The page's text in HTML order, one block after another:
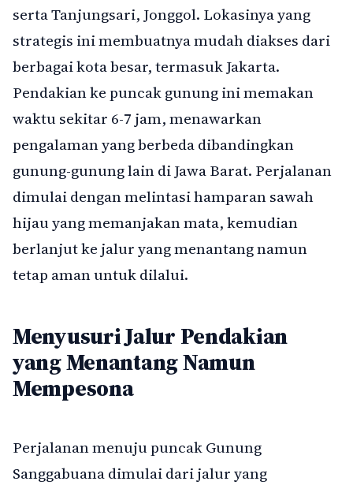
serta Tanjungsari, Jonggol. Lokasinya yang
strategis ini membuatnya mudah diakses dari
berbagai kota besar, termasuk Jakarta.
Pendakian ke puncak gunung ini memakan
waktu sekitar 6-7 jam, menawarkan
pengalaman yang berbeda dibandingkan
gunung-gunung lain di Jawa Barat. Perjalanan
dimulai dengan melintasi hamparan sawah
hijau yang memanjakan mata, kemudian
berlanjut ke jalur yang menantang namun
tetap aman untuk dilalui.
Menyusuri Jalur Pendakian
yang Menantang Namun
Mempesona
Perjalanan menuju puncak Gunung
Sanggabuana dimulai dari jalur yang